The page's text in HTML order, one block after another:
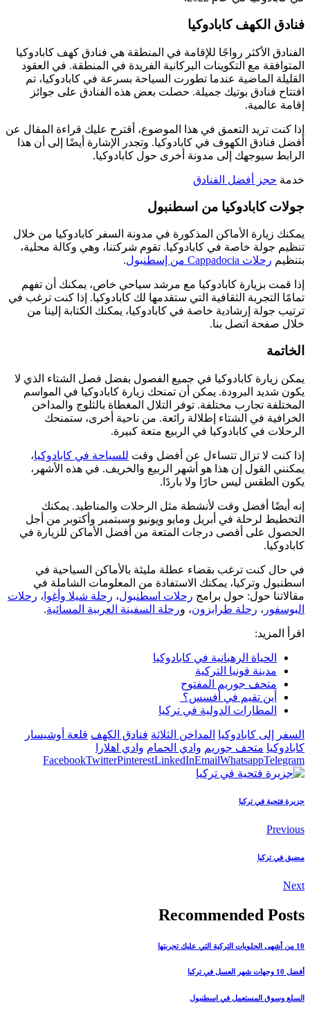
فنادق الكهف كابادوكيا
الفنادق الأكثر رواجًا للإقامة في المنطقة هي فنادق كهف كابادوكيا
المتوافقة مع التكوينات البركانية الفريدة في المنطقة. في العقود
القليلة الماضية عندما تطورت السياحة بسرعة في كابادوكيا، تم
افتتاح فنادق بوتيك جميلة. حصلت بعض هذه الفنادق على جوائز
إقامة عالمية.
إذا كنت تريد التعمق في هذا الموضوع، أقترح عليك قراءة المقال عن
أفضل فنادق الكهوف في كابادوكيا. وتجدر الإشارة أيضًا إلى أن هذا
الرابط سيوجهك إلى مدونة أخرى حول كابادوكيا.
خدمة حجز أفضل الفنادق
جولات كابادوكيا من اسطنبول
يمكنك زيارة الأماكن المذكورة في مدونة السفر كابادوكيا من خلال
تنظيم جولة خاصة في كابادوكيا. تقوم شركتنا، وهي وكالة محلية،
بتنظيم رحلات Cappadocia من إسطنبول .
إذا قمت بزيارة كابادوكيا مع مرشد سياحي خاص، يمكنك أن تفهم
تمامًا التجربة الثقافية التي ستقدمها لك كابادوكيا. إذا كنت ترغب في
ترتيب جولة إرشادية خاصة في كابادوكيا، يمكنك الكتابة إلينا من
خلال صفحة اتصل بنا.
الخاتمة
يمكن زيارة كابادوكيا في جميع الفصول بفضل فصل الشتاء الذي لا
يكون شديد البرودة. يمكن أن تمنحك زيارة كابادوكيا في المواسم
المختلفة تجارب مختلفة. توفر التلال المغطاة بالثلوج والمداخن
الخرافية في الشتاء إطلالة رائعة. من ناحية أخرى، ستمنحك
الرحلات في كابادوكيا في الربيع متعة كبيرة.
إذا كنت لا تزال تتساءل عن أفضل وقت للسياحة في كابادوكيا،
يمكنني القول إن هذا هو أشهر الربيع والخريف. في هذه الأشهر،
يكون الطقس ليس حارًا ولا باردًا.
إنه أيضًا أفضل وقت لأنشطة مثل الرحلات والمناطيد. يمكنك
التخطيط لرحلة في أبريل ومايو ويونيو وسبتمبر وأكتوبر من أجل
الحصول على أقصى درجات المتعة من أفضل الأماكن للزيارة في
كابادوكيا.
في حال كنت ترغب بقضاء عطلة مليئة بالأماكن السياحية في
اسطنبول وتركيا، يمكنك الاستفادة من المعلومات الشاملة في
مقالاتنا حول: حول برامج رحلات اسطنبول، رحلة شيلا وأغوا ، رحلات
البوسفور ، رحلة طرابزون، ورحلة السفينة العربية المسائية.
اقرأ المزيد:
الحياة الرهبانية في كابادوكيا
مدينة قونيا التركية
متحف جوريم المفتوح
أين تقيم في أفسس؟
المطارات الدولية في تركيا
السفر إلى كابادوكيا المداخن الثلاثة فنادق الكهف قلعة أوشيسار
كابادوكيا متحف جوريم وادي الحمام وادي اهلارا
FacebookTwitterPinterestLinkedInEmailWhatsappTelegram
جزيرة فتحية في تركيا
Previous
مضيق في تركيا
Next
Recommended Posts
10 من أشهى الحلويات التركية التي عليك تجربتها
أفضل 10 وجهات شهر العسل في تركيا
السلع وسوق المستعمل في اسطنبول